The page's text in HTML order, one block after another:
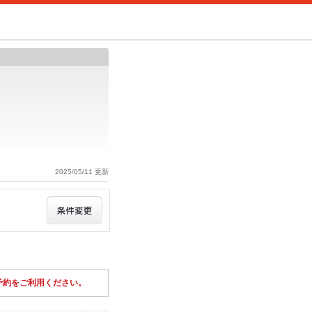
2025/05/11 更新
をご利用ください。